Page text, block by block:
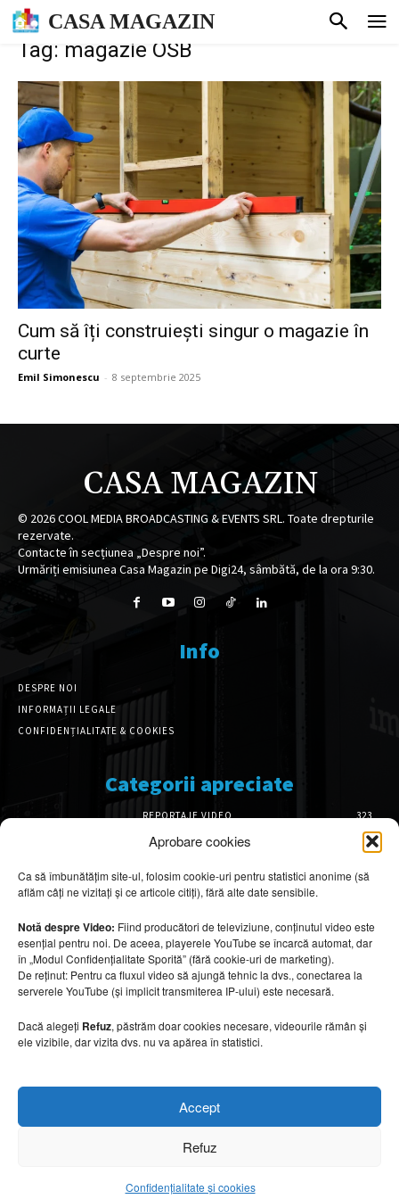
Aprobare cookies
Ca să îmbunătățim site-ul, folosim cookie-uri pentru statistici anonime (să
aflăm câți ne vizitați și ce articole citiți), fără alte date sensibile.
Notă despre Video: Fiind producători de televiziune, conținutul video este
esențial pentru noi. De aceea, playerele YouTube se încarcă automat, dar
în „Modul Confidențialitate Sporită” (fără cookie-uri de marketing).
De reținut: Pentru ca fluxul video să ajungă tehnic la dvs., conectarea la
serverele YouTube (și implicit transmiterea IP-ului) este necesară.
Dacă alegeți Refuz, păstrăm doar cookies necesare, videourile rămân și
ele vizibile, dar vizita dvs. nu va apărea în statistici.
Accept
Refuz
Confidențialitate și cookies
CASA MAGAZIN
Tag: magazie OSB
Cum să îți construiești singur o magazie în
curte
Emil Simonescu - 8 septembrie 2025
CASA MAGAZIN
© 2026COOL MEDIA BROADCASTING & EVENTS SRL. Toate drepturile
rezervate.
Contacte în secțiunea „Despre noi”.
Urmăriți emisiunea Casa Magazin pe Digi24, sâmbătă, de la ora 9:30.
Info
DESPRE NOI
INFORMAȚII LEGALE
CONFIDENȚIALITATE & COOKIES
Categorii apreciate
REPORTAJE VIDEO
323
AMENAJĂRI INTERIOARE
126
DESIGN INTERIOR
64
ARHITECTURĂ & DESIGN
OPINII & ANALIZE
43
Articole recomandate
Secretele construirii bungalourilor
6 august 2026
Cum amenajezi curtea pentru seri de vară